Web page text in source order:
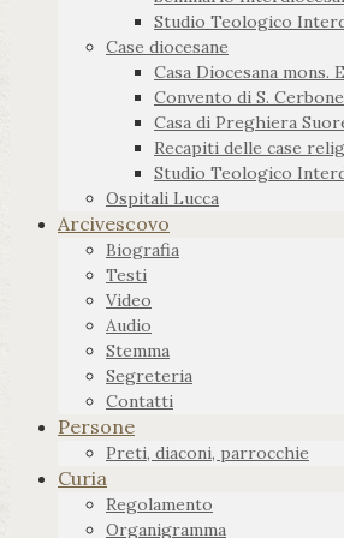
Studio Teologico
Case diocesane
Casa Diocesana
Convento di S.
Casa di Preghiera
Recapiti delle case
Studio Teologico
Ospitali Lucca
Arcivescovo
Biografia
Testi
Video
Audio
Stemma
Segreteria
Contatti
Persone
Preti, diaconi, parrocchie
Curia
Regolamento
Organigramma